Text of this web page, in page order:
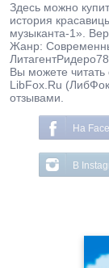
Здесь можно
история
музыканта-1».
Жанр:
Вы можете читать
LibFox.Ru
отзывами.
На
В